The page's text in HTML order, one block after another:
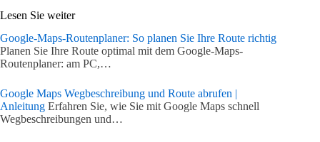
Lesen Sie weiter
Google-Maps-Routenplaner: So planen Sie Ihre Route richtig
Planen Sie Ihre Route optimal mit dem Google-Maps-
Routenplaner: am PC,…
Google Maps Wegbeschreibung und Route abrufen |
Anleitung Erfahren Sie, wie Sie mit Google Maps schnell
Wegbeschreibungen und…